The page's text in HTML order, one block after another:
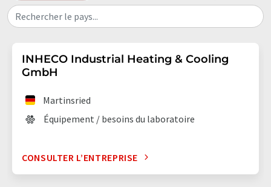
Rechercher le pays...
INHECO Industrial Heating & Cooling
GmbH
Martinsried
Équipement / besoins du laboratoire
CONSULTER L’ENTREPRISE